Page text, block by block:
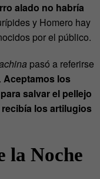
alado no habría
y Homero hay
por el público.
pasó a referirse
Aceptamos los
salvar el pellejo
los artilugios
la Noche